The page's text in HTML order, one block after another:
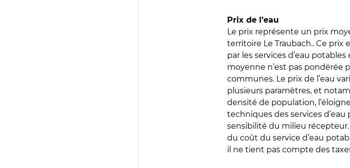
Prix de l’eau
Le prix représente un prix
territoire Le Traubach.. Ce prix
par les services d’eau
moyenne n’est pas pondérée
communes. Le prix de l’eau
plusieurs paramètres, et
densité de population,
techniques des services d’eau
sensibilité du milieu
du coût du service d’eau
il ne tient pas compte des